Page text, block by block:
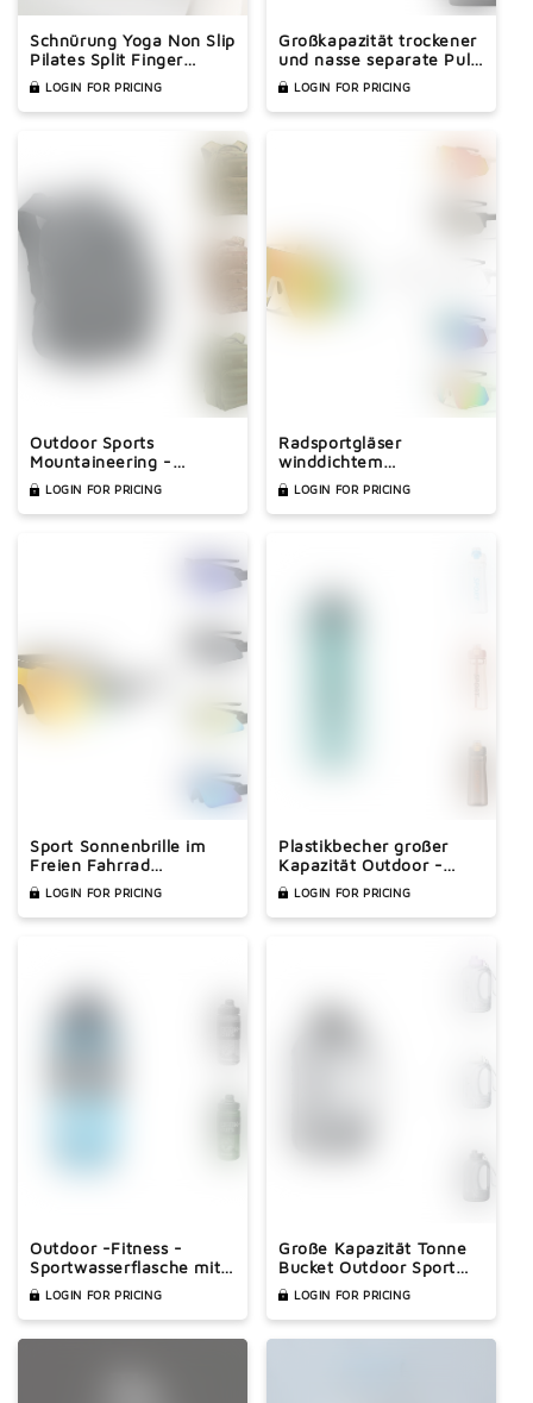
Schnürung Yoga Non Slip
Pilates Split Finger
Sports Socken
LOGIN FOR PRICING
Großkapazität trockener
und nasse separate Pull-
Bar-Yoga-Beutel
LOGIN FOR PRICING
Outdoor Sports
Mountaineering -
Ausrüstungsbeutel
Rucksack
LOGIN FOR PRICING
Radsportgläser
winddichtem
Bergsteigen laufender
Sport -Myopie -
Sonnenbrillen
LOGIN FOR PRICING
Sport Sonnenbrille im
Freien Fahrrad
Sonnenbrille Brille
LOGIN FOR PRICING
Plastikbecher großer
Kapazität Outdoor -
Sportbecher mit Stroh
LOGIN FOR PRICING
Outdoor -Fitness -
Sportwasserflasche mit
Strohschalter
LOGIN FOR PRICING
Große Kapazität Tonne
Bucket Outdoor Sport
Fitness Wasserflasche
Sippy Cup
LOGIN FOR PRICING